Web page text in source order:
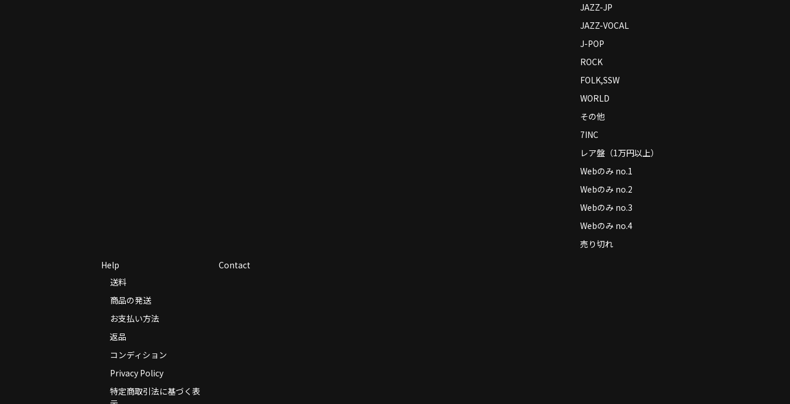
JAZZ-JP
JAZZ-VOCAL
J-POP
ROCK
FOLK,SSW
WORLD
その他
7INC
レア盤（1万円以上）
Webのみ no.1
Webのみ no.2
Webのみ no.3
Webのみ no.4
売り切れ
Help
送料
商品の発送
お支払い方法
返品
コンディション
Privacy Policy
特定商取引法に基づく表
Contact